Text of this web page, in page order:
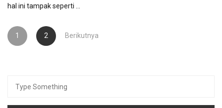
hal ini tampak seperti …
Paginasi
pos
1 2 Berikutnya
for: